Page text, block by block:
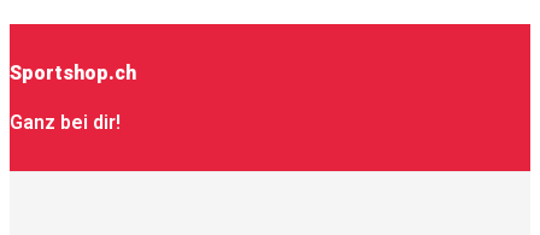
Sportshop.ch
Ganz bei dir!